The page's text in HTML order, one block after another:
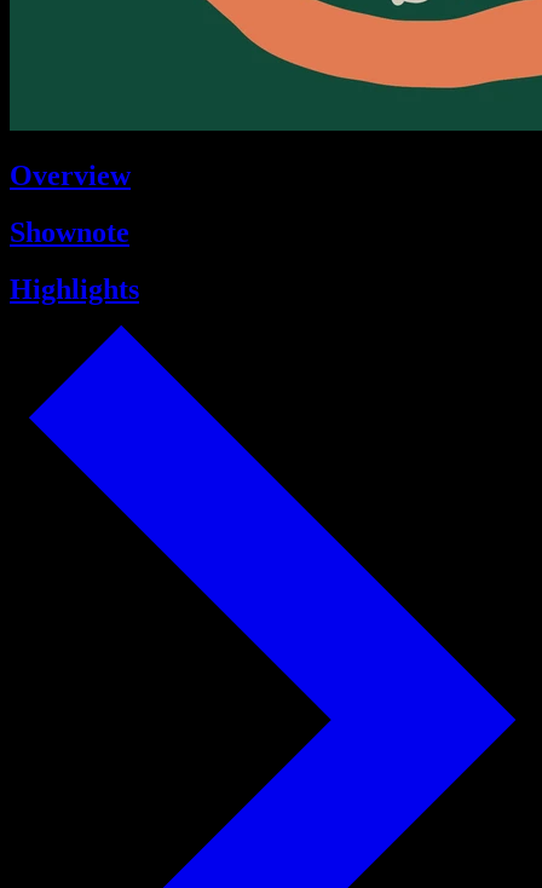
Overview
Shownote
Highlights